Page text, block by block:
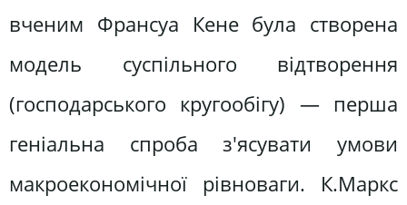
вченим Франсуа Кене була створена
модель суспільного відтворення
(господарського кругообігу) — перша
геніальна спроба з'ясувати умови
макроекономічної рівноваги. К.Маркс